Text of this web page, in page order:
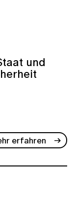
und
erfahren